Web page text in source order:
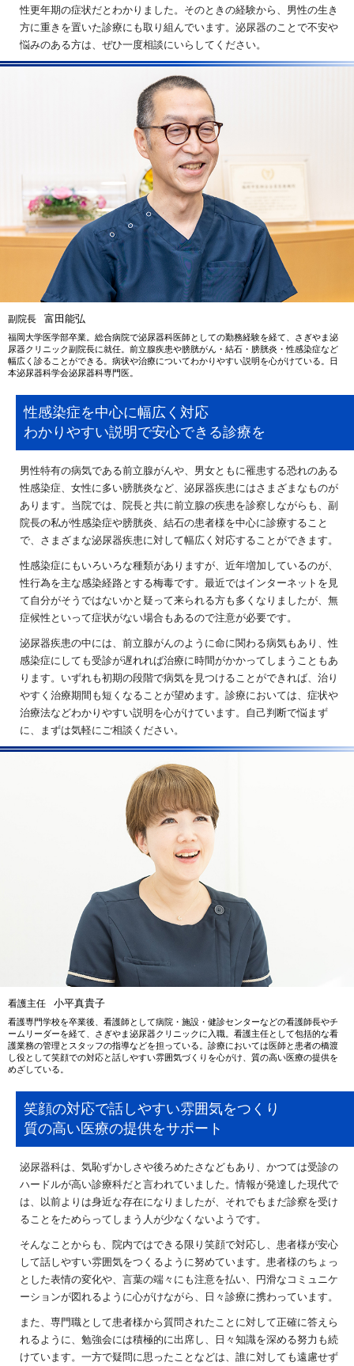
性更年期の症状だとわかりました。そのときの経験から、男性の生き
方に重きを置いた診療にも取り組んでいます。泌尿器のことで不安や
悩みのある方は、ぜひ一度相談にいらしてください。
副院長 富田能弘
福岡大学医学部卒業。総合病院で泌尿器科医師としての勤務経験を経て、さぎやま泌
尿器クリニック副院長に就任。前立腺疾患や膀胱がん・結石・膀胱炎・性感染症など
幅広く診ることができる。病状や治療についてわかりやすい説明を心がけている。日
本泌尿器科学会泌尿器科専門医。
性感染症を中心に幅広く対応
わかりやすい説明で安心できる診療を
男性特有の病気である前立腺がんや、男女ともに罹患する恐れのある
性感染症、女性に多い膀胱炎など、泌尿器疾患にはさまざまなものが
あります。当院では、院長と共に前立腺の疾患を診察しながらも、副
院長の私が性感染症や膀胱炎、結石の患者様を中心に診療すること
で、さまざまな泌尿器疾患に対して幅広く対応することができます。
性感染症にもいろいろな種類がありますが、近年増加しているのが、
性行為を主な感染経路とする梅毒です。最近ではインターネットを見
て自分がそうではないかと疑って来られる方も多くなりましたが、無
症候性といって症状がない場合もあるので注意が必要です。
泌尿器疾患の中には、前立腺がんのように命に関わる病気もあり、性
感染症にしても受診が遅れれば治療に時間がかかってしまうこともあ
ります。いずれも初期の段階で病気を見つけることができれば、治り
やすく治療期間も短くなることが望めます。診療においては、症状や
治療法などわかりやすい説明を心がけています。自己判断で悩まず
に、まずは気軽にご相談ください。
看護主任 小平真貴子
看護専門学校を卒業後、看護師として病院・施設・健診センターなどの看護師長やチ
ームリーダーを経て、さぎやま泌尿器クリニックに入職。看護主任として包括的な看
護業務の管理とスタッフの指導などを担っている。診療においては医師と患者の橋渡
し役として笑顔での対応と話しやすい雰囲気づくりを心がけ、質の高い医療の提供を
めざしている。
笑顔の対応で話しやすい雰囲気をつくり
質の高い医療の提供をサポート
泌尿器科は、気恥ずかしさや後ろめたさなどもあり、かつては受診の
ハードルが高い診療科だと言われていました。情報が発達した現代で
は、以前よりは身近な存在になりましたが、それでもまだ診察を受け
ることをためらってしまう人が少なくないようです。
そんなことからも、院内ではできる限り笑顔で対応し、患者様が安心
して話しやすい雰囲気をつくるように努めています。患者様のちょっ
とした表情の変化や、言葉の端々にも注意を払い、円滑なコミュニケ
ーションが図れるように心がけながら、日々診療に携わっています。
また、専門職として患者様から質問されたことに対して正確に答えら
れるように、勉強会には積極的に出席し、日々知識を深める努力も続
けています。一方で疑問に思ったことなどは、誰に対しても遠慮せず